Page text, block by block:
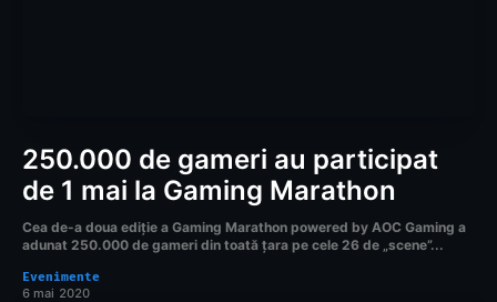
250.000 de gameri au participat
de 1 mai la Gaming Marathon
Cea de-a doua ediție a Gaming Marathon powered by AOC Gaming a
adunat 250.000 de gameri din toată țara pe cele 26 de „scene”...
Evenimente
6 mai 2020